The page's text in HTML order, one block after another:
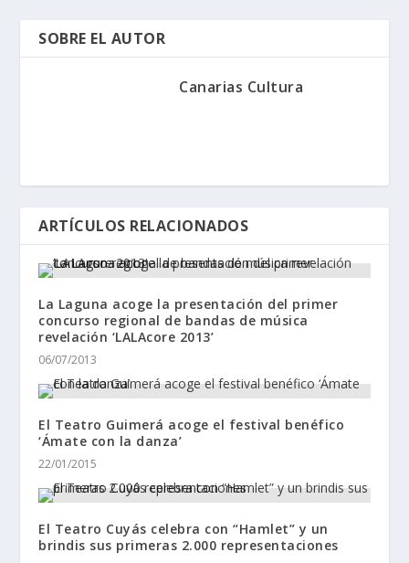
SOBRE EL AUTOR
Canarias Cultura
ARTÍCULOS RELACIONADOS
La Laguna acoge la presentación del primer
concurso regional de bandas de música
revelación ‘LALAcore 2013’
06/07/2013
El Teatro Guimerá acoge el festival benéfico
‘Ámate con la danza’
22/01/2015
El Teatro Cuyás celebra con “Hamlet” y un
brindis sus primeras 2.000 representaciones